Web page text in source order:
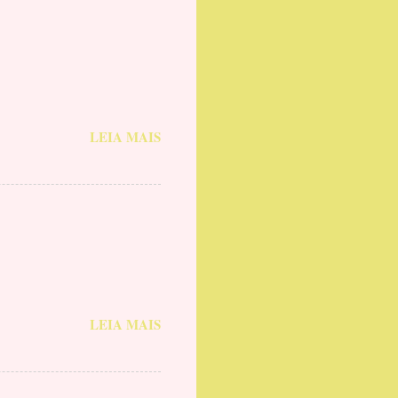
LEIA MAIS
LEIA MAIS